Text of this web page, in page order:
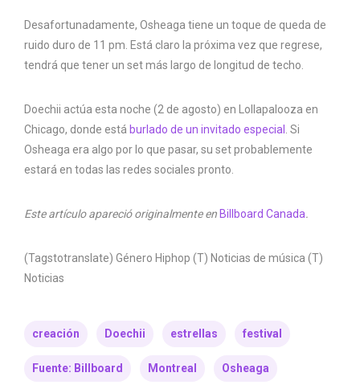
Desafortunadamente, Osheaga tiene un toque de queda de
ruido duro de 11 pm. Está claro la próxima vez que regrese,
tendrá que tener un set más largo de longitud de techo.
Doechii actúa esta noche (2 de agosto) en Lollapalooza en
Chicago, donde está burlado de un invitado especial
. Si
Osheaga era algo por lo que pasar, su set probablemente
estará en todas las redes sociales pronto.
Este artículo apareció originalmente en Billboard Canada.
(Tagstotranslate) Género Hiphop (T) Noticias de música (T)
Noticias
creación Doechii estrellas festival
Fuente: Billboard Montreal Osheaga